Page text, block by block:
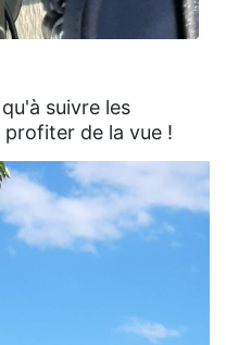
suivre les
de la vue !